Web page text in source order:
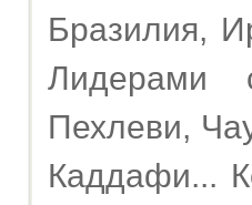
Бразилия,
Лидерами
Пехлеви,
Каддафи...